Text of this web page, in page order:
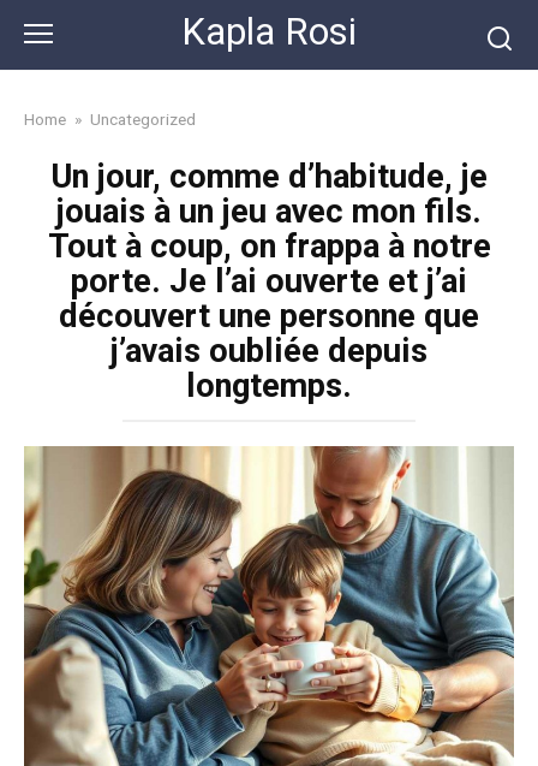
content
Kapla Rosi
Home » Uncategorized
Un jour, comme d’habitude, je
jouais à un jeu avec mon fils.
Tout à coup, on frappa à notre
porte. Je l’ai ouverte et j’ai
découvert une personne que
j’avais oubliée depuis
longtemps.